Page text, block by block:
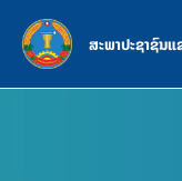
content
ສະພາປະຊາຊົນ